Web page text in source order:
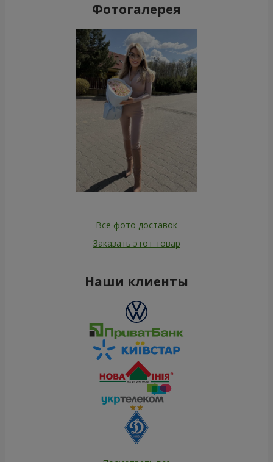
Фотогалерея
Все фото доставок
Заказать этот товар
Наши клиенты